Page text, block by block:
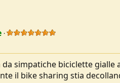
da simpatiche biciclette
il bike sharing stia